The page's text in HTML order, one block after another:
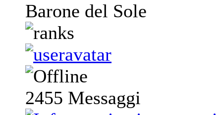
Barone del Sole
2455 Messaggi